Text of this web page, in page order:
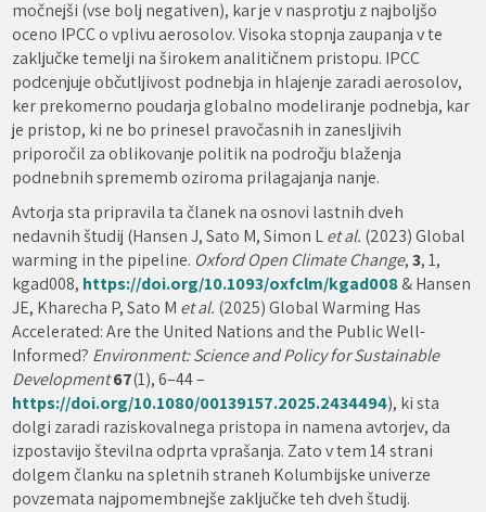
močnejši (vse bolj negativen), kar je v nasprotju z najboljšo
oceno IPCC o vplivu aerosolov. Visoka stopnja zaupanja v te
zaključke temelji na širokem analitičnem pristopu. IPCC
podcenjuje občutljivost podnebja in hlajenje zaradi aerosolov,
ker prekomerno poudarja globalno modeliranje podnebja, kar
je pristop, ki ne bo prinesel pravočasnih in zanesljivih
priporočil za oblikovanje politik na področju blaženja
podnebnih sprememb oziroma prilagajanja nanje.
Avtorja sta pripravila ta članek na osnovi lastnih dveh
nedavnih študij (Hansen J, Sato M, Simon Let al. (2023) Global
warming in the pipeline. Oxford Open Climate Change,3, 1,
kgad008, https://doi.org/10.1093/oxfclm/kgad008& Hansen
JE, Kharecha P, Sato M et al. (2025) Global Warming Has
Accelerated: Are the United Nations and the Public Well-
Informed? Environment: Science and Policy for Sustainable
Development67(1), 6–44 –
https://doi.org/10.1080/00139157.2025.2434494), ki sta
dolgi zaradi raziskovalnega pristopa in namena avtorjev, da
izpostavijo številna odprta vprašanja. Zato v tem 14 strani
dolgem članku na spletnih straneh Kolumbijske univerze
povzemata najpomembnejše zaključke teh dveh študij.